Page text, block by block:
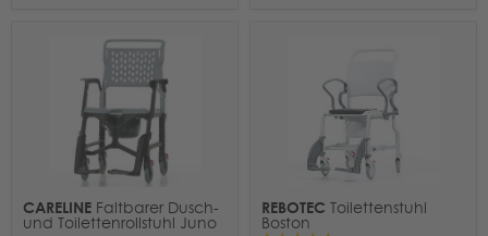
CARELINE Faltbarer Dusch-
und Toilettenrollstuhl Juno
REBOTEC Toilettenstuhl
Boston